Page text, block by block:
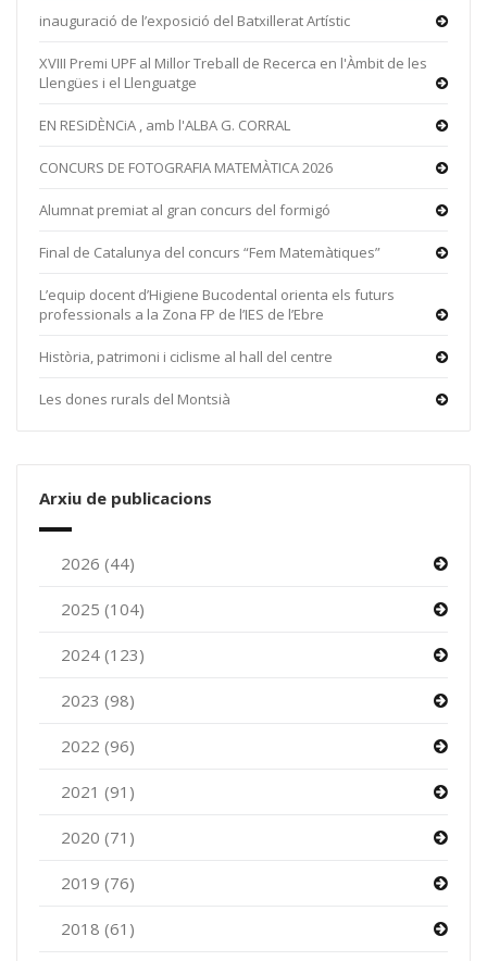
inauguració de l’exposició del Batxillerat Artístic
XVIII Premi UPF al Millor Treball de Recerca en l'Àmbit de les
Llengües i el Llenguatge
EN RESiDÈNCiA , amb l'ALBA G. CORRAL
CONCURS DE FOTOGRAFIA MATEMÀTICA 2026
Alumnat premiat al gran concurs del formigó
Final de Catalunya del concurs “Fem Matemàtiques”
L’equip docent d’Higiene Bucodental orienta els futurs
professionals a la Zona FP de l’IES de l’Ebre
Història, patrimoni i ciclisme al hall del centre
Les dones rurals del Montsià
Arxiu de publicacions
2026 (44)
2025 (104)
2024 (123)
2023 (98)
2022 (96)
2021 (91)
2020 (71)
2019 (76)
2018 (61)